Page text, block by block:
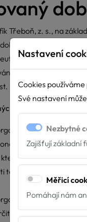
Třeboň, z. s., na
služby.
psy.
Ministerstvem
organizací:
mohou žádat
dobrovolnické
vykonávají
těchto dobrovolníků v
mohou snáze
známkou kvality.
Nastavení
Cookies
Své nastavení
Nezbytné
Zajišťují základní
Měřicí
Pomáhají nám